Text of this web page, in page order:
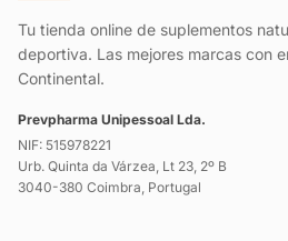
Tu tienda online de suplementos
deportiva. Las mejores marcas con
Continental.
Prevpharma Unipessoal Lda.
NIF: 515978221
Urb. Quinta da Várzea, Lt 23, 2º B
3040-380 Coimbra, Portugal